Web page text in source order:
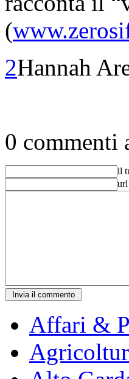
(
2Hannah
0 commenti
il
url
Affari &